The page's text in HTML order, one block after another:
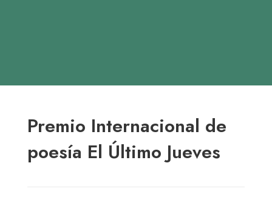
Premio Internacional de
poesía El Último Jueves